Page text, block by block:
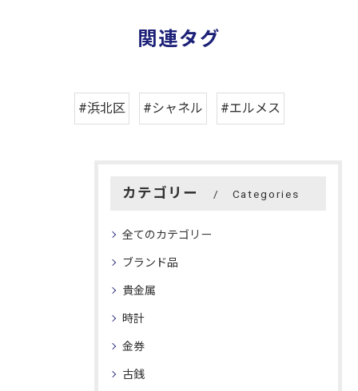
関連タグ
#浜北区 #シャネル #エルメス
カテゴリー Categories
全てのカテゴリー
ブランド品
貴金属
時計
金券
古銭